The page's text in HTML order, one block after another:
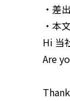
・差
・本
Hi 当
Are